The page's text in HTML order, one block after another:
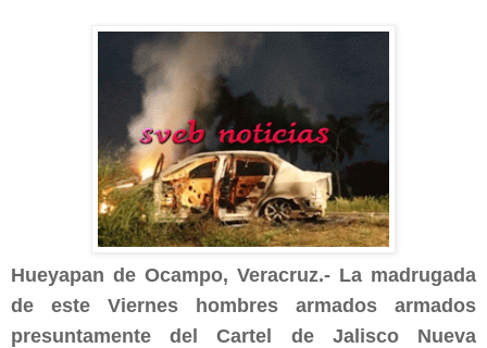
Hueyapan de Ocampo, Veracruz.- La madrugada
de este Viernes hombres armados armados
presuntamente del Cartel de Jalisco Nueva